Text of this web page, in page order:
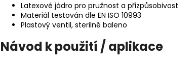
Latexové jádro pro pružnost a přizpůsobivost
Materiál testován dle EN ISO 10993
Plastový ventil, sterilně baleno
Návod k použití / aplikace